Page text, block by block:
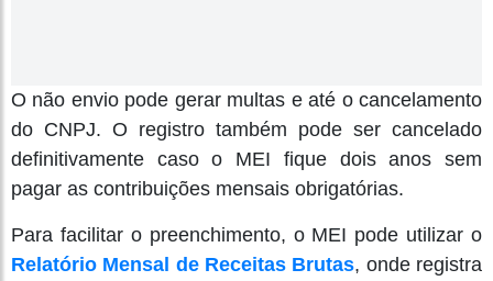
O não envio pode gerar multas e até o cancelamento
do CNPJ. O registro também pode ser cancelado
definitivamente caso o MEI fique dois anos sem
pagar as contribuições mensais obrigatórias.
Para facilitar o preenchimento, o MEI pode utilizar o
Relatório Mensal de Receitas Brutas, onde registra